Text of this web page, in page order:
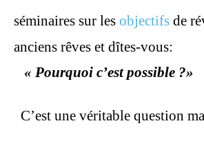
séminaires sur les objectifs de
anciens rêves et dîtes-vous:
« Pourquoi c’est possible ?»
C’est une véritable question